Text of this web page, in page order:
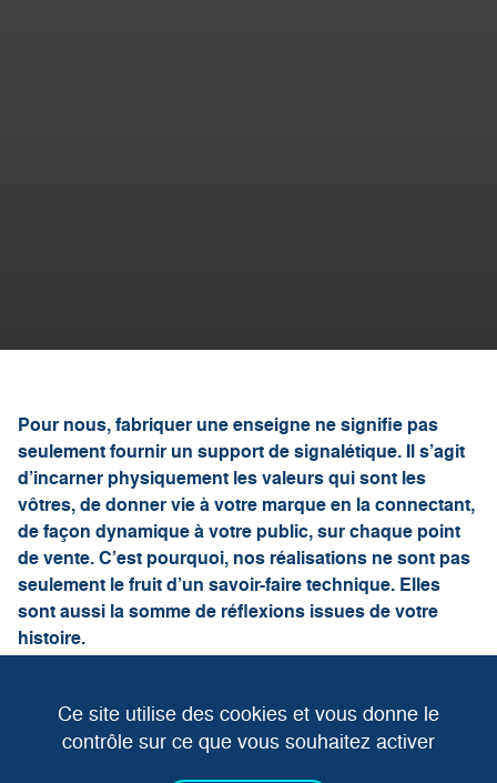
Pour nous, fabriquer une enseigne ne signifie pas
seulement fournir un support de signalétique. Il s’agit
d’incarner physiquement les valeurs qui sont les
vôtres, de donner vie à votre marque en la connectant,
de façon dynamique à votre public, sur chaque point
de vente. C’est pourquoi, nos réalisations ne sont pas
seulement le fruit d’un savoir-faire technique. Elles
sont aussi la somme de réflexions issues de votre
histoire.
Ce site utilise des cookies et vous donne le
contrôle sur ce que vous souhaitez activer